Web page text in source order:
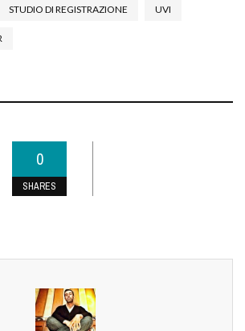
STUDIO DI REGISTRAZIONE UVI
0
SHARES